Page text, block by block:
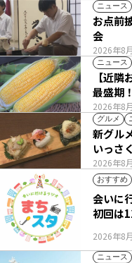
ニュース
2026年8
お点前
会
ニュース
2026年8
【近
最盛期
い列
グルメ
2026年8
新グル
いっさく
おすすめ
2026年8
会いに
初回は
ニュース